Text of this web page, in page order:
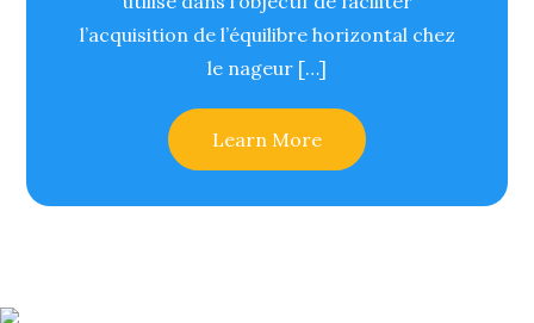
l’acquisition de l’équilibre horizontal chez
le nageur […]
Learn More